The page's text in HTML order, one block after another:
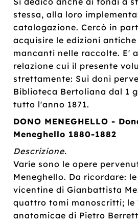
stessa, alla loro
catalogazione. Cercò in
acquisire le edizioni
mancanti nelle raccolte. E'
relazione cui il presente
strettamente: Sui doni
Biblioteca Bertoliana dal 1
tutto l'anno 1871.
DONO MENEGHELLO -
Meneghello 1880-1882
Descrizione.
Varie sono le opere
Meneghello. Da ricordare:
vicentine di Gianbattista
quattro tomi manoscritti; le
anatomicae di Pietro